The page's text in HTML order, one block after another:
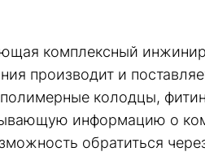
комплексный
производит и
колодцы,
информацию о
обратиться